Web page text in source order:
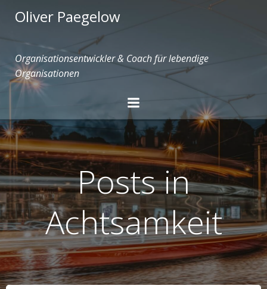
Oliver Paegelow
Organisationsentwickler & Coach für lebendige
Organisationen
Posts in
Achtsamkeit